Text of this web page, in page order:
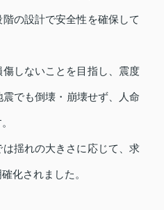
の設計で安全性を確保して
しないことを目指し、震度
でも倒壊・崩壊せず、人命
揺れの大きさに応じて、求
化されました。